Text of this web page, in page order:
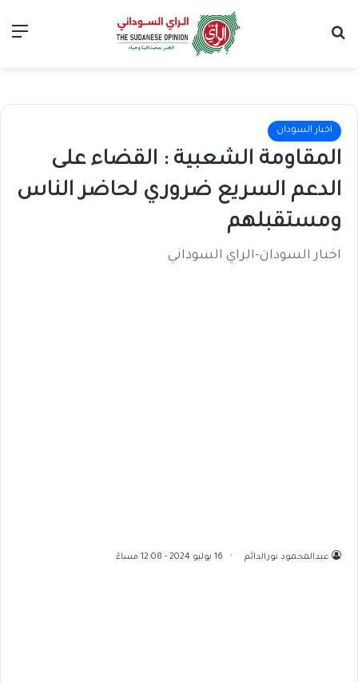
اخبار السودان
المقاومة الشعبية : القضاء على
الدعم السريع ضروري لحاضر الناس
ومستقبلهم
اخبار السودان-الراي السوداني
عبدالمحمود نورالدائم 16 يوليو 2024 - 12:08 مساءً